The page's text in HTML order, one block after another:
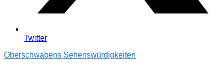
Twitter
Oberschwabens Sehenswürdigkeiten